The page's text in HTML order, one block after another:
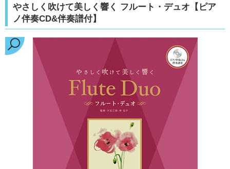
やさしく吹けて美しく響く フルート・デュオ【ピア
ノ伴奏CD&伴奏譜付】